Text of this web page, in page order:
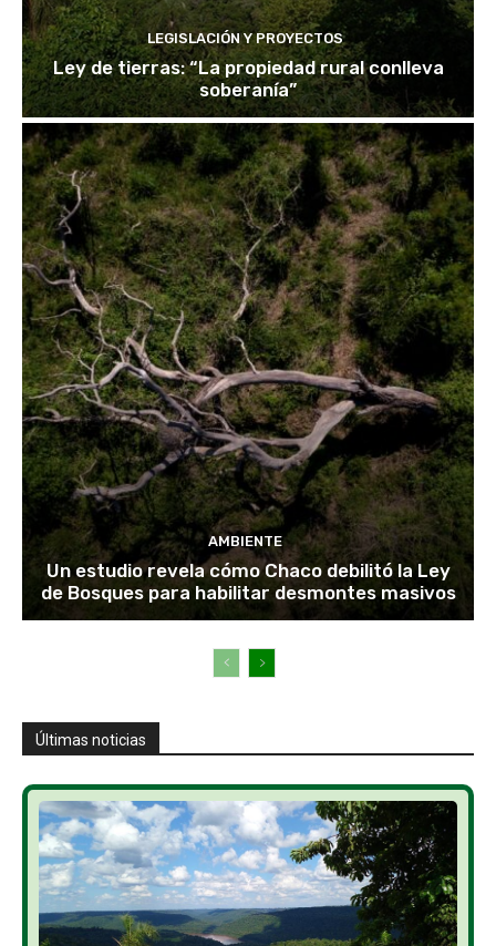
LEGISLACIÓN Y PROYECTOS
Ley de tierras: “La propiedad rural conlleva
soberanía”
AMBIENTE
Un estudio revela cómo Chaco debilitó la Ley
de Bosques para habilitar desmontes masivos
Últimas noticias